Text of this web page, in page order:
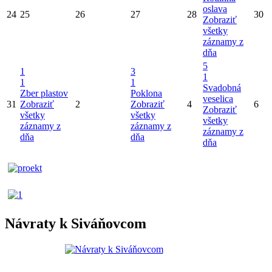
24 25 26 27 28
oslava
Zobraziť
všetky
záznamy z
dňa
30
31
1
1
Zber plastov
Zobraziť
všetky
záznamy z
dňa
2
3
1
Poklona
Zobraziť
všetky
záznamy z
dňa
4
5
1
Svadobná
veselica
Zobraziť
všetky
záznamy z
dňa
6
Návraty k Siváňovcom